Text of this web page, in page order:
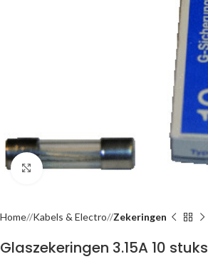
Click to enlarge
Home/ Kabels & Electro/ Zekeringen
Glaszekeringen 3.15A 10 stuks